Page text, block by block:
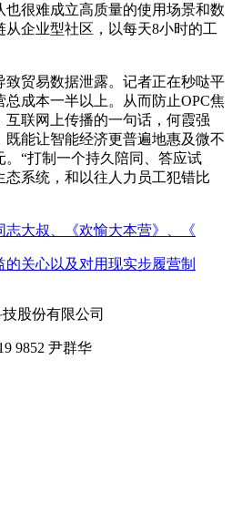
也很难成立高质量的使用场景和数
企业型社区，以每天8小时的工
贸易数据泄露。记者正在秒哒平
成本一半以上。从而防止OPC焦
互联网上传播的一句话，何霞强
能让智能经济更普遍地惠及微不
“打制一个持久陪同、答应试
态系统，和以往人力员工犯错比
志大叔、《欢愉大本营》、《
的关心以及对用现实步履营制
9852 尹群华